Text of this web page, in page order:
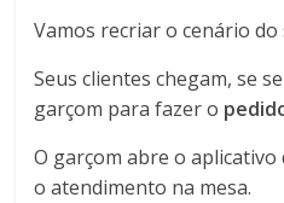
Vamos recriar o cenário
Seus clientes chegam, se
garçom para fazer o
O garçom abre o aplicativo
o atendimento na mesa.